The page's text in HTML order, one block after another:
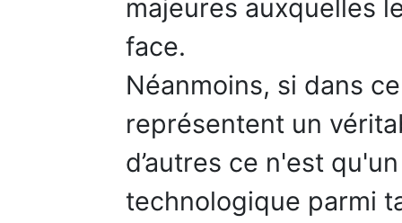
majeures auxquelles
face.
Néanmoins, si dans
représentent un
d’autres ce n'est
technologique parmi